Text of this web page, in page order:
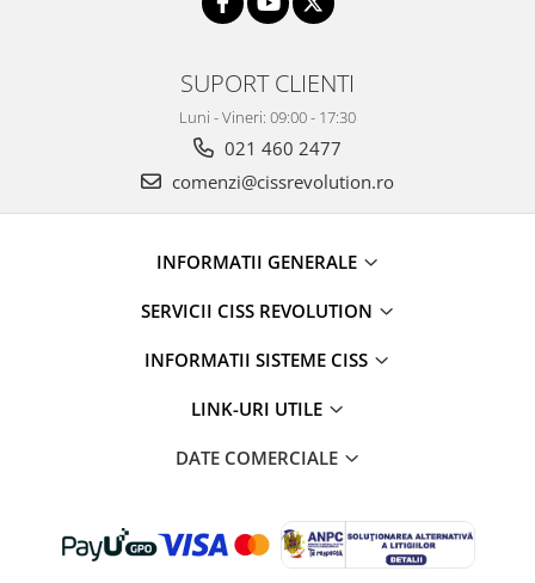
SUPORT CLIENTI
Luni - Vineri: 09:00 - 17:30
021 460 2477
comenzi@cissrevolution.ro
INFORMATII GENERALE
SERVICII CISS REVOLUTION
INFORMATII SISTEME CISS
LINK-URI UTILE
DATE COMERCIALE